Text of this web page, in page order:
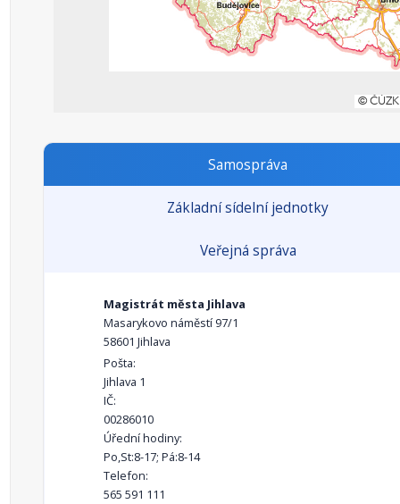
Samospráva
Základní sídelní jednotky
Veřejná správa
Magistrát města Jihlava
Masarykovo náměstí 97/1
58601 Jihlava
Pošta:
Jihlava 1
IČ:
00286010
Úřední hodiny:
Po,St:8-17; Pá:8-14
Telefon:
565 591 111